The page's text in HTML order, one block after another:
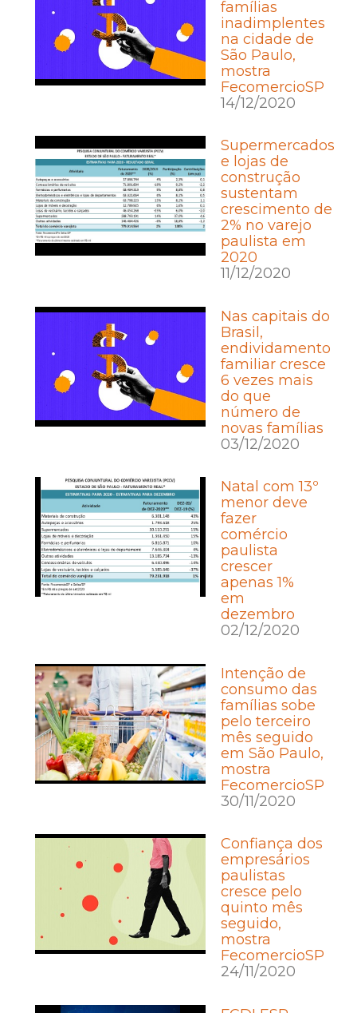
famílias
inadimplentes
na cidade de
São Paulo,
mostra
FecomercioSP
14/12/2020
Supermercados
e lojas de
construção
sustentam
crescimento de
2% no varejo
paulista em
2020
11/12/2020
Nas capitais do
Brasil,
endividamento
familiar cresce
6 vezes mais
do que
número de
novas famílias
03/12/2020
Natal com 13º
menor deve
fazer
comércio
paulista
crescer
apenas 1%
em
dezembro
02/12/2020
Intenção de
consumo das
famílias sobe
pelo terceiro
mês seguido
em São Paulo,
mostra
FecomercioSP
30/11/2020
Confiança dos
empresários
paulistas
cresce pelo
quinto mês
seguido,
mostra
FecomercioSP
24/11/2020